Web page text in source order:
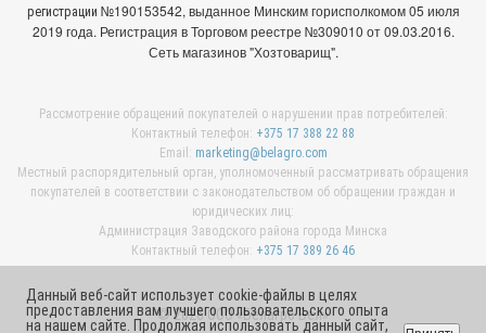
регистрации №190153542, выданное Минcким горисполкомом 05 июля
2019 года. Регистрация в Торговом реестре №309010 от 09.03.2016.
Сеть магазинов "Хозтоварищ".
Рассмотрение обращений покупателей о нарушении прав потребителей:
Контактный телефон: +375 17 388 22 88
Email: marketing@belagro.com
Местный распорядительный орган, уполномоченный рассматривать обращения
покупателей в соответствии с законодательством об обращении граждан и
юридических лиц:
Администрация Заводского района города Минска
Контактный телефон: +375 17 389 26 46
© 2026 ООО «Белагро Бел»
Данный веб-сайт использует cookie-файлы в целях
предоставления вам лучшего пользовательского опыта
на нашем сайте. Продолжая использовать данный сайт,